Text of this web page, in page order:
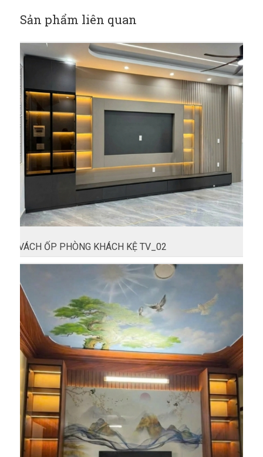
Sản phẩm liên quan
VÁCH ỐP PHÒNG KHÁCH KỆ TV_02